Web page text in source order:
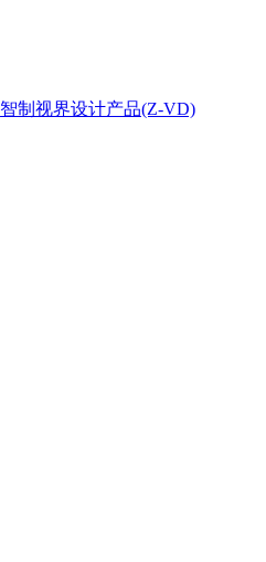
智制视界设计产品(Z-VD)